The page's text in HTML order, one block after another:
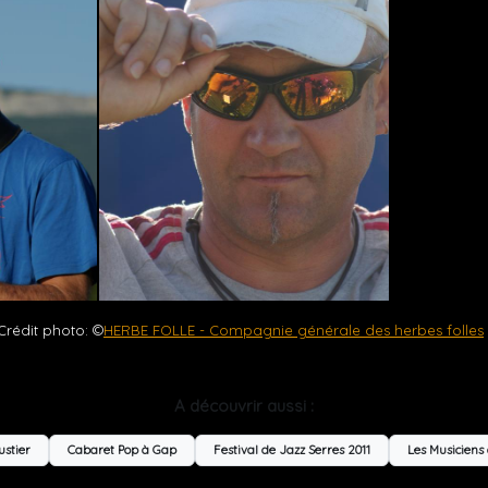
photo: ©HERBE FOLLE - Compagnie générale des herbes folles
A découvrir aussi :
Cabaret Pop à Gap Festival de Jazz Serres 2011 Les